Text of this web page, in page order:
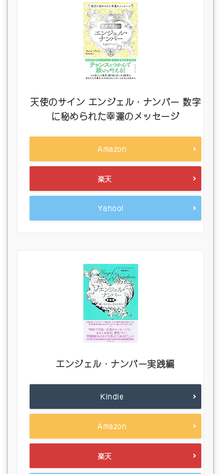
天使のサイン エンジェル・ナンバー 数字
に秘められた幸運のメッセージ
Amazon
楽天
Yahoo!
エンジェル・ナンバー実践編
Kindle
Amazon
楽天